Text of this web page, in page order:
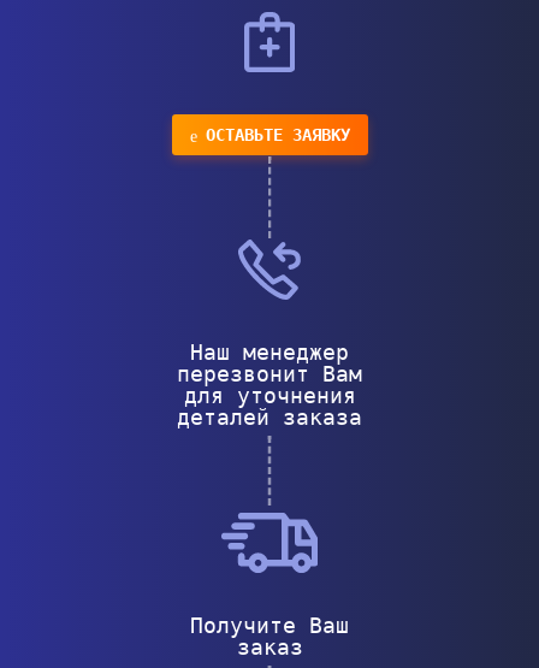
ОСТАВЬТЕ ЗАЯВКУ
Наш менеджер
перезвонит Вам
для уточнения
деталей заказа
Получите Ваш
заказ